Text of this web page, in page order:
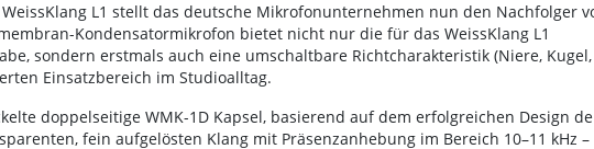
L1 stellt das deutsche Mikrofonunternehmen nun den Nachfolger
Kondensatormikrofon bietet nicht nur die für das WeissKlang L1
sondern erstmals auch eine umschaltbare Richtcharakteristik (Niere, Kugel,
Einsatzbereich im Studioalltag.
doppelseitige WMK-1D Kapsel, basierend auf dem erfolgreichen Design
fein aufgelösten Klang mit Präsenzanhebung im Bereich 10–11 kHz –